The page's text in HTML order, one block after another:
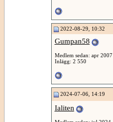
2022-08-29, 10:32
Gumpan58
Medlem sedan: apr 2007
Inlägg: 2 550
2024-07-06, 14:19
Ialiten